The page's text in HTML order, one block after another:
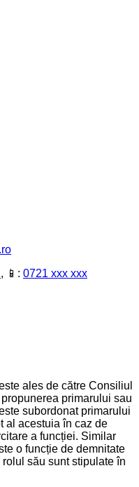
, 📱: 0721 xxx xxx
ales de către Consiliul
primarului sau
subordonat primarului
al acestuia în caz de
a funcției. Similar
o funcție de demnitate
său sunt stipulate în